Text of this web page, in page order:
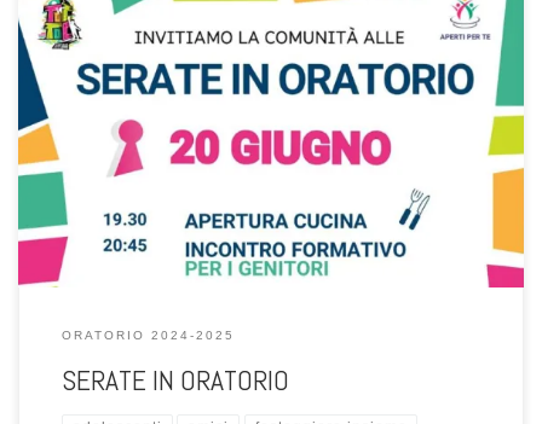
Venerdì 20 giugno dalle 19.30
ORATORIO 2024-2025
SERATE IN ORATORIO